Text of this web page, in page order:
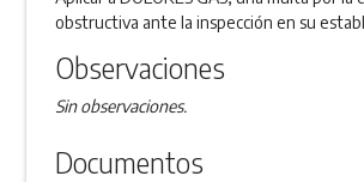
obstructiva ante la inspección en su
Observaciones
Sin observaciones.
Documentos